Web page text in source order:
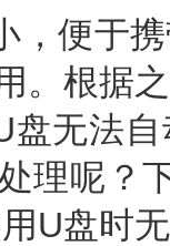
，便于
。根据
盘无法
理呢？
U盘时